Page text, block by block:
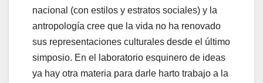
nacional (con estilos y estratos sociales) y la
antropología cree que la vida no ha renovado
sus representaciones culturales desde el último
simposio. En el laboratorio esquinero de ideas
ya hay otra materia para darle harto trabajo a la